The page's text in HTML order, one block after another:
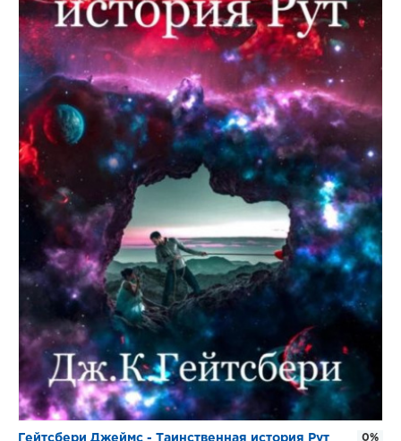
Гейтсбери Джеймс - Таинственная история Рут 0%